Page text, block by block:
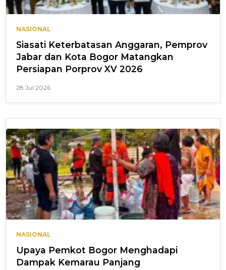
NASIONAL
Siasati Keterbatasan Anggaran, Pemprov
Jabar dan Kota Bogor Matangkan
Persiapan Porprov XV 2026
28 Jul 2026
NASIONAL
Upaya Pemkot Bogor Menghadapi
Dampak Kemarau Panjang